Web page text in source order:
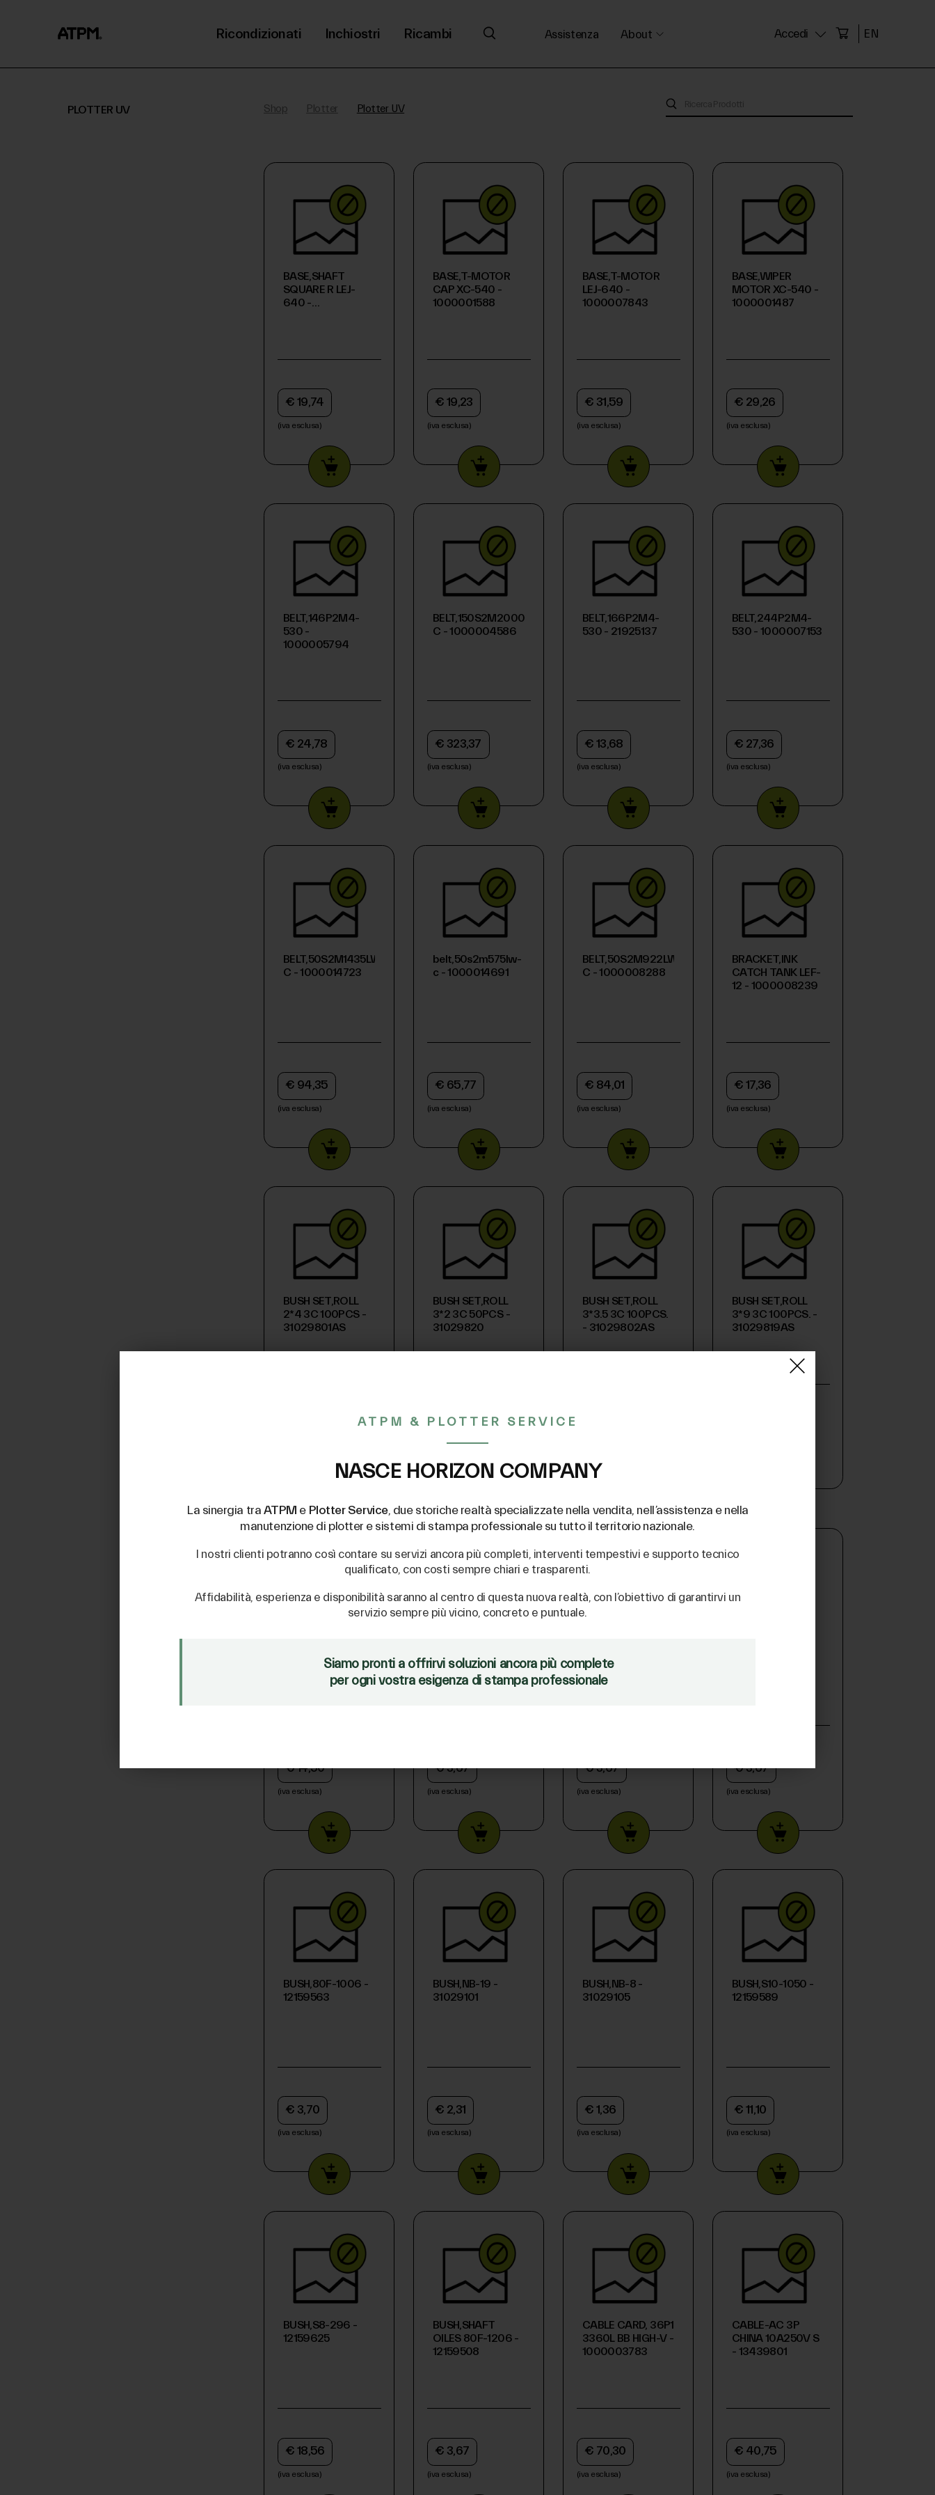
Ricondizionati Inchiostri Ricambi Assistenza About Accedi EN
PLOTTER UV Shop Plotter Plotter UV
BASE,SHAFT
SQUARE R LEJ-
640 -
€ 19,74
(iva esclusa)
BASE,T-MOTOR
CAP XC-540 -
1000001588
€ 19,23
(iva esclusa)
BASE,T-MOTOR
LEJ-640 -
1000007843
€ 31,59
(iva esclusa)
BASE,WIPER
MOTOR XC-540 -
1000001487
€ 29,26
(iva esclusa)
BELT,146P2M4-
530 -
1000005794
€ 24,78
(iva esclusa)
BELT,150S2M2000LW-
C - 1000004586
€ 323,37
(iva esclusa)
BELT,166P2M4-
530 - 21925137
€ 13,68
(iva esclusa)
BELT,244P2M4-
530 - 1000007153
€ 27,36
(iva esclusa)
BELT,50S2M1435LW-
C - 1000014723
€ 94,35
(iva esclusa)
belt,50s2m575lw-
c - 1000014691
€ 65,77
(iva esclusa)
BELT,50S2M922LW-
C - 1000008288
€ 84,01
(iva esclusa)
BRACKET,INK
CATCH TANK LEF-
12 - 1000008239
€ 17,36
(iva esclusa)
BUSH SET,ROLL
2*4 3C 100PCS -
31029801AS
BUSH SET,ROLL
3*2 3C 50PCS -
31029820
€ 12,08
BUSH SET,ROLL
3*3.5 3C 100PCS.
- 31029802AS
BUSH SET,ROLL
3*9 3C 100PCS. -
31029819AS
5*5 3C 100PCS -
31029812
€ 14,50
(iva esclusa)
1000018512
€ 3,67
(iva esclusa)
12159573
€ 3,67
(iva esclusa)
€ 3,67
(iva esclusa)
BUSH,80F-1006 -
12159563
€ 3,70
(iva esclusa)
BUSH,NB-19 -
31029101
€ 2,31
(iva esclusa)
BUSH,NB-8 -
31029105
€ 1,36
(iva esclusa)
BUSH,S10-1050 -
12159589
€ 11,10
(iva esclusa)
BUSH,S8-296 -
12159625
€ 18,56
(iva esclusa)
BUSH,SHAFT
OILES 80F-1206 -
12159508
€ 3,67
(iva esclusa)
CABLE CARD, 36P1
3360L BB HIGH-V -
1000003783
€ 70,30
(iva esclusa)
CABLE-AC 3P
CHINA 10A250V S
- 13439801
€ 40,75
(iva esclusa)
ATPM & PLOTTER SERVICE
NASCE HORIZON COMPANY
La sinergia traATPM e Plotter Service, due storiche realtà specializzate nella vendita, nell’assistenza e nella
manutenzione di plotter e sistemi di stampa professionale su tutto il territorio nazionale.
I nostri clienti potranno così contare su servizi ancora più completi, interventi tempestivi e supporto tecnico
qualificato, con costi sempre chiari e trasparenti.
Affidabilità, esperienza e disponibilità saranno al centro di questa nuova realtà, con l’obiettivo di garantirvi un
servizio sempre più vicino, concreto e puntuale.
Siamo pronti a offrirvi soluzioni ancora più complete
per ogni vostra esigenza di stampa professionale